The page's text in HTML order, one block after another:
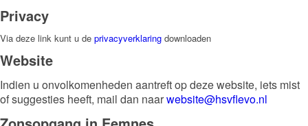
Privacy
Via deze link kunt u de privacyverklaring downloaden
Website
Indien u onvolkomenheden aantreft op deze website, iets mist
of suggesties heeft, mail dan naarwebsite@hsvflevo.nl